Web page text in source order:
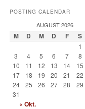
POSTING CALENDAR
AUGUST 2026
M D M D F S
1
3
4 5 6 7 8
10
11 12 13 14 15
17
18 19 20 21 22
24
25 26 27 28 29
31
« Okt.